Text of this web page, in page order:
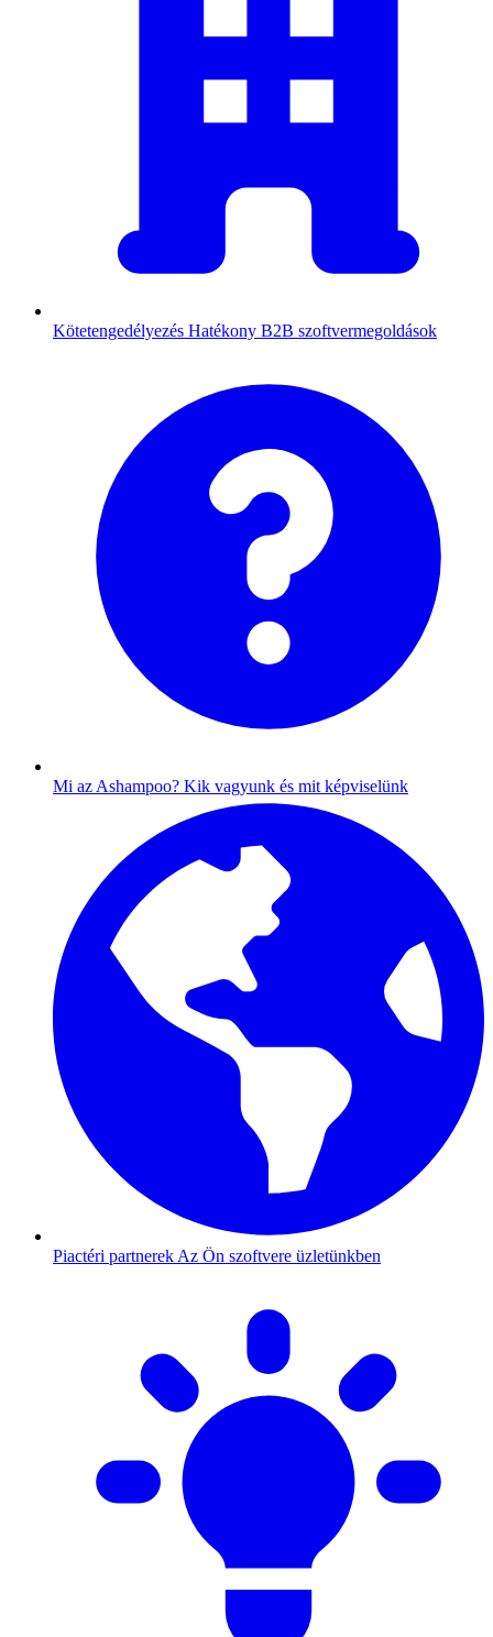
Kötetengedélyezés Hatékony B2B szoftvermegoldások
Mi az Ashampoo? Kik vagyunk és mit képviselünk
Piactéri partnerek Az Ön szoftvere üzletünkben